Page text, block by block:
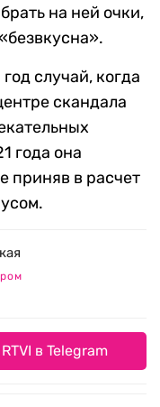
на ней очки,
случай, когда
скандала
года она
приняв в расчет
в Telegram